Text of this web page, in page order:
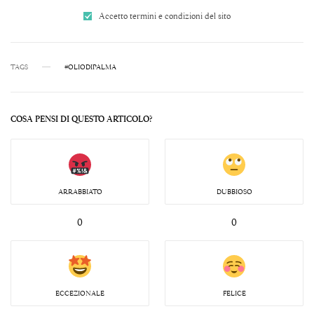
Accetto termini e condizioni del sito
TAGS #OLIODIPALMA
COSA PENSI DI QUESTO ARTICOLO?
ARRABBIATO
0
DUBBIOSO
0
ECCEZIONALE FELICE